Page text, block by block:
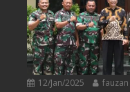
12/Jan/2025 fauzan